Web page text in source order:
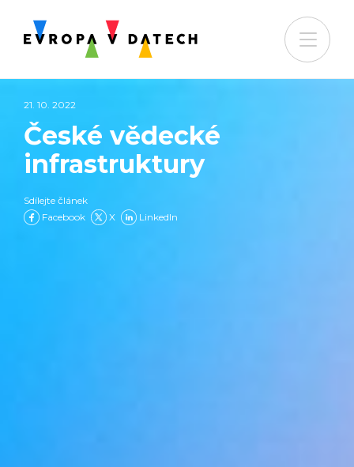
21. 10. 2022
České vědecké
infrastruktury
Sdílejte článek
Facebook
X LinkedIn